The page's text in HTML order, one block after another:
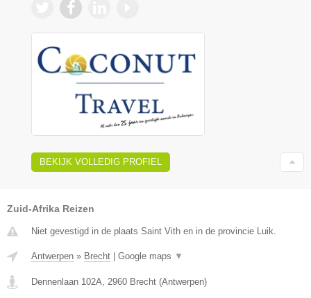
BEKIJK VOLLEDIG PROFIEL
Zuid-Afrika Reizen
Niet gevestigd in de plaats Saint Vith en in de provincie Luik.
Antwerpen » Brecht Google maps ▼
Dennenlaan 102A 2960 Brecht (Antwerpen)